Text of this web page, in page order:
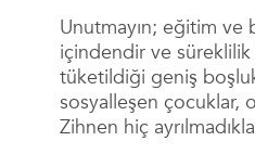
Unutmayın; eğitim ve
içindendir ve süreklilik
tüketildiği geniş
sosyalleşen çocuklar,
Zihnen hiç